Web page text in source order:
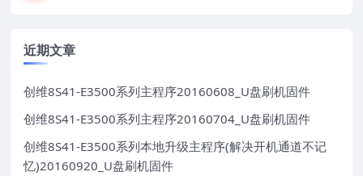
近期文章
创维8S41-E3500系列主程序20160608_U盘刷机固件
创维8S41-E3500系列主程序20160704_U盘刷机固件
创维8S41-E3500系列本地升级主程序(解决开机通道不记
忆)20160920_U盘刷机固件